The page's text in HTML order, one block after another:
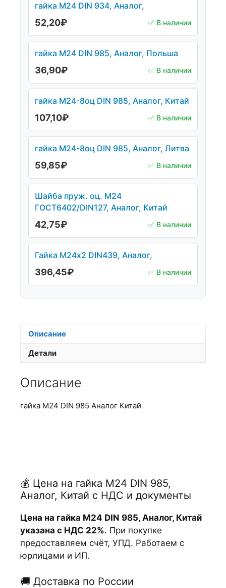
гайка М24 DIN 934, Аналог,
52,20₽ ✅ В наличии
гайка М24 DIN 985, Аналог, Польша
36,90₽ ✅ В наличии
гайка М24-8оц DIN 985, Аналог, Китай
107,10₽ ✅ В наличии
гайка М24-8оц DIN 985, Аналог, Литва
59,85₽ ✅ В наличии
Шайба пруж. оц. М24
ГОСТ6402/DIN127, Аналог, Китай
42,75₽ ✅ В наличии
Гайка М24х2 DIN439, Аналог,
396,45₽ ✅ В наличии
Описание
Детали
Описание
гайка М24 DIN 985 Аналог Китай
💰 Цена на гайка М24 DIN 985,
Аналог, Китай с НДС и документы
Цена на гайка М24 DIN 985, Аналог, Китай
указана с НДС 22%. При покупке
предоставляем счёт, УПД. Работаем с
юрлицами и ИП.
🚚 Доставка по России